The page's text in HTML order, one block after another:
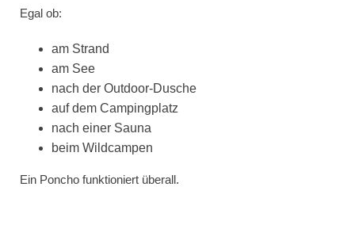
Egal ob:
am Strand
am See
nach der Outdoor-Dusche
auf dem Campingplatz
nach einer Sauna
beim Wildcampen
Ein Poncho funktioniert überall.